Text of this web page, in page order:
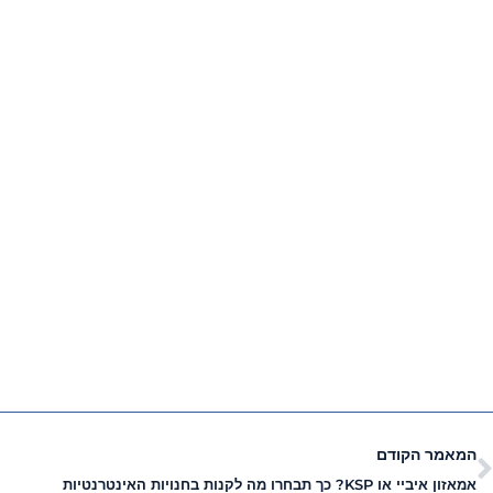
המאמר הקודם
אמאזון איביי או KSP? כך תבחרו מה לקנות בחנויות האינטרנטיות